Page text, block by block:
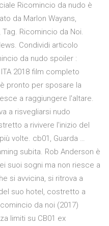
Ricomincio da nudo è
da Marlon Wayans,
Ricomincio da Noi.
Condividi articolo
da nudo spoiler :
2018 film completo
pronto per sposare la
a raggiungere l'altare.
a risvegliarsi nudo
a rivivere l'inizio del
volte. cb01, Guarda …
subita. Rob Anderson è
suoi sogni ma non riesce a
si avvicina, si ritrova a
suo hotel, costretto a
da noi (2017)
limiti su CB01 ex